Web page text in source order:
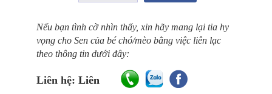
Nếu bạn tình cờ nhìn thấy, xin hãy mang lại tia hy
vọng cho Sen của bé chó/mèo bằng việc liên lạc
theo thông tin dưới đây:
Liên hệ: Liên